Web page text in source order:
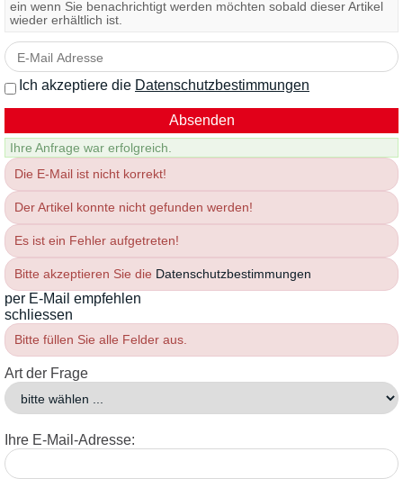
ein wenn Sie benachrichtigt werden möchten sobald dieser Artikel
wieder erhältlich ist.
Ich akzeptiere die Datenschutzbestimmungen
Ihre Anfrage war erfolgreich.
Die E-Mail ist nicht korrekt!
Der Artikel konnte nicht gefunden werden!
Es ist ein Fehler aufgetreten!
Bitte akzeptieren Sie die Datenschutzbestimmungen
per E-Mail empfehlen
schliessen
Bitte füllen Sie alle Felder aus.
Art der Frage
Ihre E-Mail-Adresse: